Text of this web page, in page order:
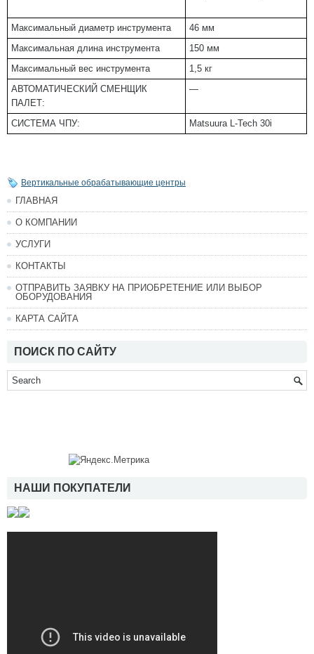
Максимальный диаметр инструмента
46 мм
Максимальная длина инструмента
150 мм
Максимальный вес инструмента
1,5 кг
АВТОМАТИЧЕСКИЙ СМЕНЩИК
ПАЛЕТ:
—
СИСТЕМА ЧПУ: Matsuura L-Tech 30i
Вертикальные обрабатывающие центры
ГЛАВНАЯ
О КОМПАНИИ
УСЛУГИ
КОНТАКТЫ
ОТПРАВИТЬ ЗАЯВКУ НА ПРИОБРЕТЕНИЕ ИЛИ ВЫБОР
ОБОРУДОВАНИЯ
КАРТА САЙТА
ПОИСК ПО САЙТУ
НАШИ ПОКУПАТЕЛИ